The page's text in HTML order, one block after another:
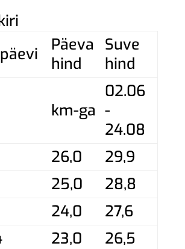
Päeva
hind
Suve
hind
km-ga
02.06
-
24.08
26,0
29,9
25,0
28,8
24,0
27,6
23,0
26,5